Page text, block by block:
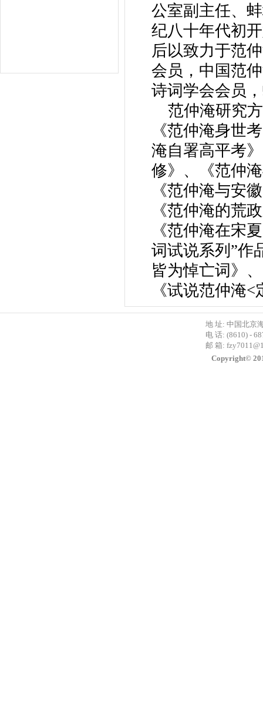
公室副主任、
纪八十年代初
后以致力于范
会员，中国范
诗词学会会员
范仲淹研究方
《范仲淹身世
淹自署高平考
修》、《范仲
《范仲淹与安
《范仲淹的荒
《范仲淹在宋
词试说系列”作
皆为悼亡词》
《试说范仲淹
地 址: 中国北京
电 话: (8610) -
邮 箱:
Copyright©